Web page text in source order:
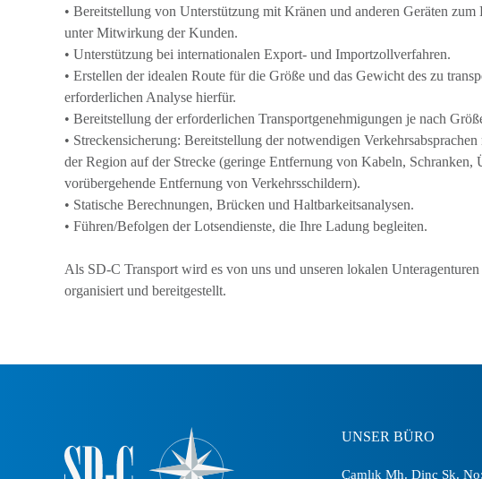
• Bereitstellung von Unterstützung mit Kränen und anderen Geräten
unter Mitwirkung der Kunden.
• Unterstützung bei internationalen Export- und Importzollverfahren.
• Erstellen der idealen Route für die Größe und das Gewicht des zu
erforderlichen Analyse hierfür.
• Bereitstellung der erforderlichen Transportgenehmigungen je nach
• Streckensicherung: Bereitstellung der notwendigen
der Region auf der Strecke (geringe Entfernung von Kabeln,
vorübergehende Entfernung von Verkehrsschildern).
• Statische Berechnungen, Brücken und Haltbarkeitsanalysen.
• Führen/Befolgen der Lotsendienste, die Ihre Ladung begleiten.
Als SD-C Transport wird es von uns und unseren lokalen
organisiert und bereitgestellt.
UNSER BÜRO
Çamlık Mh. Dinç Sk.